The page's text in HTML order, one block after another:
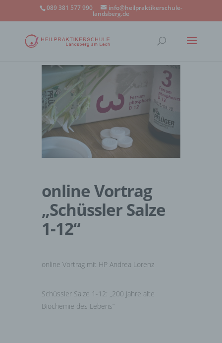
089 381 577 990 info@heilpraktikerschule-
landsberg.de
online Vortrag
„Schüssler Salze
1-12“
online Vortrag mit HP Andrea Lorenz
Schüssler Salze 1-12: „200 Jahre alte
Biochemie des Lebens“